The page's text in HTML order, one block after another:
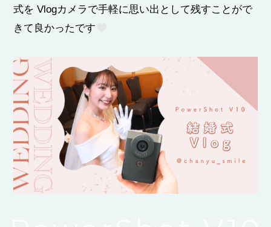
式を Vlogカメラで手軽に思い出として残すことがで
きて良かったです